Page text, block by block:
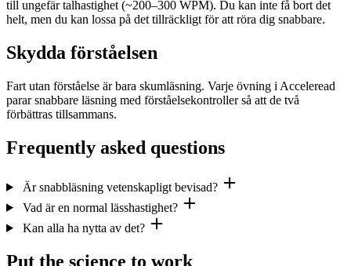
till ungefär talhastighet (~200–300 WPM). Du kan inte få bort det
helt, men du kan lossa på det tillräckligt för att röra dig snabbare.
Skydda förståelsen
Fart utan förståelse är bara skumläsning. Varje övning i Acceleread
parar snabbare läsning med förståelsekontroller så att de två
förbättras tillsammans.
Frequently asked questions
Är snabbläsning vetenskapligt bevisad?
Vad är en normal lässhastighet?
Kan alla ha nytta av det?
Put the science to work